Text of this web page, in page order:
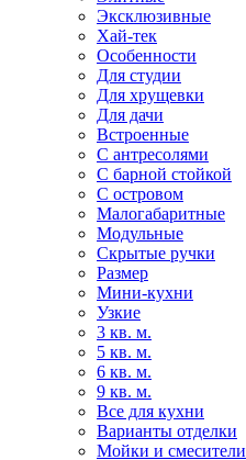
Эксклюзивные
Хай-тек
Особенности
Для студии
Для хрущевки
Для дачи
Встроенные
С антресолями
С барной стойкой
С островом
Малогабаритные
Модульные
Скрытые ручки
Размер
Мини-кухни
Узкие
3 кв. м.
5 кв. м.
6 кв. м.
9 кв. м.
Все для кухни
Варианты отделки
Мойки и смесители